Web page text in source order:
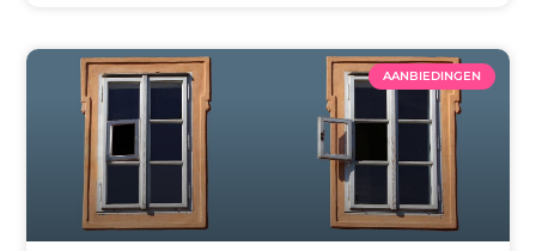
AANBIEDINGEN